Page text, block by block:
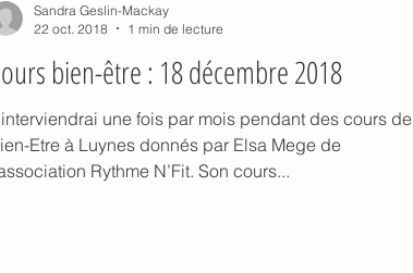
bien-être : 18 décembre 2018
une fois par mois pendant des cours de
Etre à Luynes donnés par Elsa Mege de
Rythme N’Fit. Son cours...
Sandra Geslin-Mackay
22 oct. 2018
1 min de lecture